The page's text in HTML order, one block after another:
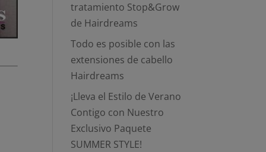
tratamiento Stop&Grow
de Hairdreams
Todo es posible con las
extensiones de cabello
Hairdreams
¡Lleva el Estilo de Verano
Contigo con Nuestro
Exclusivo Paquete
SUMMER STYLE!